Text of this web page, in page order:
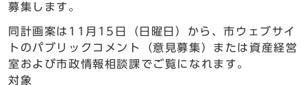
募集します。
同計画案は11月15日（日曜日）から、市ウェブサイ
トのパブリックコメント（意見募集）または資産経営
室および市政情報相談課でご覧になれます。
対象